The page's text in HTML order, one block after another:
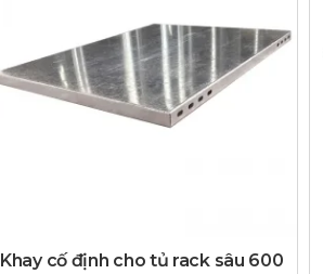
Khay cố định cho tủ rack sâu 600